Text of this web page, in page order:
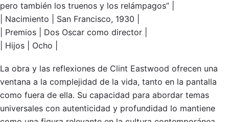
pero también los truenos y los relámpagos” |
| Nacimiento | San Francisco, 1930 |
| Premios | Dos Oscar como director |
| Hijos | Ocho |
La obra y las reflexiones de Clint Eastwood ofrecen una
ventana a la complejidad de la vida, tanto en la pantalla
como fuera de ella. Su capacidad para abordar temas
universales con autenticidad y profundidad lo mantiene